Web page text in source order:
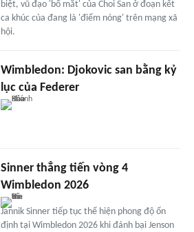
biệt, vũ đạo 'bổ mắt' của Choi San ở đoạn kết
ca khúc của đang là 'điểm nóng' trên mạng xã
hội.
Wimbledon: Djokovic san bằng kỷ
lục của Federer
Sinner thẳng tiến vòng 4
Wimbledon 2026
Jannik Sinner tiếp tục thể hiện phong độ ổn
định tại Wimbledon 2026 khi đánh bại Jenson